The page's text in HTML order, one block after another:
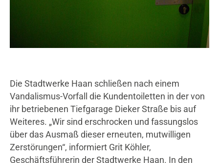
Die Stadtwerke Haan schließen nach einem
Vandalismus-Vorfall die Kundentoiletten in der von
ihr betriebenen Tiefgarage Dieker Straße bis auf
Weiteres. „Wir sind erschrocken und fassungslos
über das Ausmaß dieser erneuten, mutwilligen
Zerstörungen“, informiert Grit Köhler,
Geschäftsführerin der Stadtwerke Haan. In den
Google Tag Manager
Anbieter:
Google